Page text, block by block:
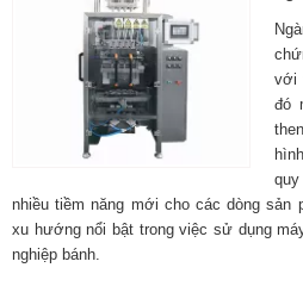
với
đó
nhiều tiềm năng mới cho các dòng sản
xu hướng nổi bật trong việc sử dụng
nghiệp bánh.